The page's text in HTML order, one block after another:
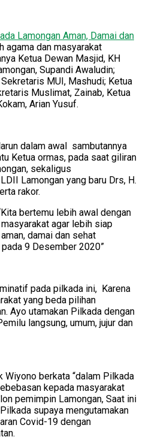
Lamongan Aman, Damai dan
agama dan masyarakat
Ketua Dewan Masjid, KH
Supandi Awaludin;
MUI, Mashudi; Ketua
Muslimat, Zainab, Ketua
Arian Yusuf.
dalam awal sambutannya
Ketua ormas, pada saat giliran
sekaligus
Lamongan yang baru Drs, H.
rakor.
bertemu lebih awal dengan
agar lebih siap
damai dan sehat
9 Desember 2020”
pada pilkada ini, Karena
yang beda pilihan
Ayo utamakan Pilkada dengan
langsung, umum, jujur dan
berkata “dalam Pilkada
kepada masyarakat
pemimpin Lamongan, Saat ini
supaya mengutamakan
Covid-19 dengan